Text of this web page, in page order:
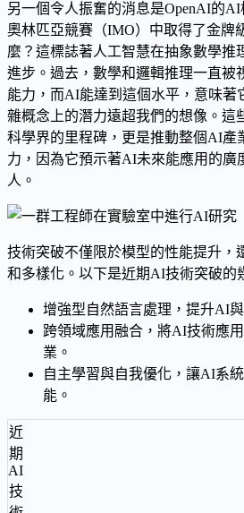
另一個令人振奮的消息是OpenAI的
奧林匹亞競賽（IMO）中取得了金牌
麼？這標誌著人工智慧在抽象數學推
進步。過去，數學和邏輯推理一直被
能力，而AI能達到這個水平，意味著
雜概念上的潛力遠超我們的想像。這
科學界的里程碑，更是推動整個AI產
力，因為它預示著AI未來能應用的廣
人。
技術突破不僅限於模型的性能提升，
和多樣化。以下是近期AI技術突破的
增強型自然語言處理，提升AI
跨領域應用融合，將AI技術應
業。
自主學習與自我優化，讓AI系
能。
近
期
AI
技